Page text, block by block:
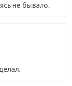
не бывало.